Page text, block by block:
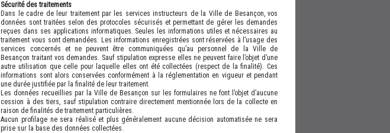
Sécurité des traitements
Dans le cadre de leur traitement par les services instructeurs de la Ville de Besançon, vos
données sont traitées selon des protocoles sécurisés et permettant de gérer les demandes
reçues dans ses applications informatiques. Seules les informations utiles et nécessaires au
traitement vous sont demandées. Les informations enregistrées sont réservées à l’usage des
services concernés et ne peuvent être communiquées qu’au personnel de la Ville de
Besançon traitant vos demandes. Sauf stipulation expresse elles ne peuvent faire l’objet d’une
autre utilisation que celle pour laquelle elles ont été collectées (respect de la finalité). Ces
informations sont alors conservées conformément à la réglementation en vigueur et pendant
une durée justifiée par la finalité de leur traitement.
Les données recueillies par la Ville de Besançon sur les formulaires ne font l’objet d’aucune
cession à des tiers, sauf stipulation contraire directement mentionnée lors de la collecte en
raison de finalités de traitement particulières.
Aucun profilage ne sera réalisé et plus généralement aucune décision automatisée ne sera
prise sur la base des données collectées.